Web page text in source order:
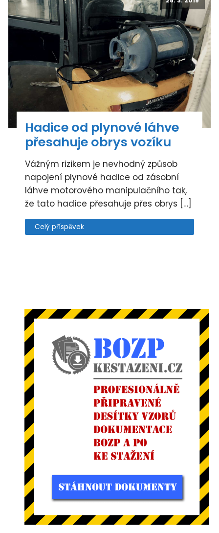
Hadice od plynové láhve
přesahuje obrys vozíku
Vážným rizikem je nevhodný způsob
napojení plynové hadice od zásobní
láhve motorového manipulačního tak,
že tato hadice přesahuje přes obrys […]
Celý příspěvek